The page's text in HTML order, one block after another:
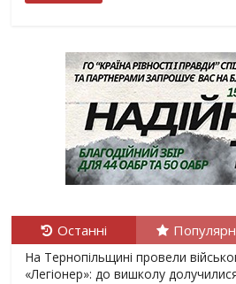
Останні
На Тернопільщині провели
«Легіонер»: до вишколу